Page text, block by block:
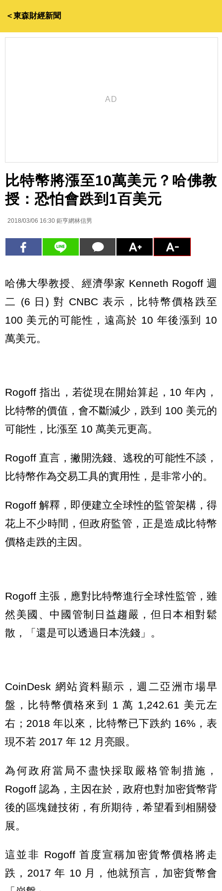
＜東森財經新聞
比特幣將漲至10萬美元？哈佛教
授：恐怕會跌到1百美元
2018/03/06 16:30 鉅亨網林信男
哈佛大學教授、經濟學家 Kenneth Rogoff 週
二 (6 日) 對 CNBC 表示，比特幣價格跌至
100 美元的可能性，遠高於 10 年後漲到 10
萬美元。
Rogoff 指出，若從現在開始算起，10 年內，
比特幣的價值，會不斷減少，跌到 100 美元的
可能性，比漲至 10 萬美元更高。
Rogoff 直言，撇開洗錢、逃稅的可能性不談，
比特幣作為交易工具的實用性，是非常小的。
Rogoff 解釋，即便建立全球性的監管架構，得
花上不少時間，但政府監管，正是造成比特幣
價格走跌的主因。
Rogoff 主張，應對比特幣進行全球性監管，雖
然美國、中國管制日益趨嚴，但日本相對鬆
散，「還是可以透過日本洗錢」。
CoinDesk 網站資料顯示，週二亞洲市場早
盤，比特幣價格來到 1 萬 1,242.61 美元左
右；2018 年以來，比特幣已下跌約 16%，表
現不若 2017 年 12 月亮眼。
為何政府當局不盡快採取嚴格管制措施，
Rogoff 認為，主因在於，政府也對加密貨幣背
後的區塊鏈技術，有所期待，希望看到相關發
展。
這並非 Rogoff 首度宣稱加密貨幣價格將走
跌，2017 年 10 月，他就預言，加密貨幣會